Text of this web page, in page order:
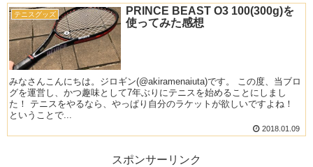
テニスグッズ
PRINCE BEAST O3 100(300g)を
使ってみた感想
みなさんこんにちは。ジロギン(@akiramenaiuta)です。 この度、当ブロ
グを運営し、かつ趣味として7年ぶりにテニスを始めることにしまし
た！ テニスをやるなら、やっぱり自分のラケットが欲しいですよね！
ということで...
2018.01.09
スポンサーリンク